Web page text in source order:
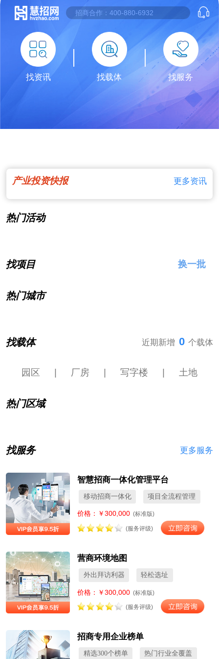
找资讯 找载体 找服务
产业投资快报 更多资讯
热门活动
找项目 换一批
热门城市
找载体 近期新增 0 个载体
园区 厂房 写字楼 土地
热门区域
找服务 更多服务
智慧招商一体化管理平台
移动招商一体化 项目全流程管理
价格：￥300,000 (标准版)
(服务评级)
营商环境地图
外出拜访利器 轻松选址
价格：￥300,000 (标准版)
(服务评级)
招商专用企业榜单
精选300个榜单 热门行业全覆盖